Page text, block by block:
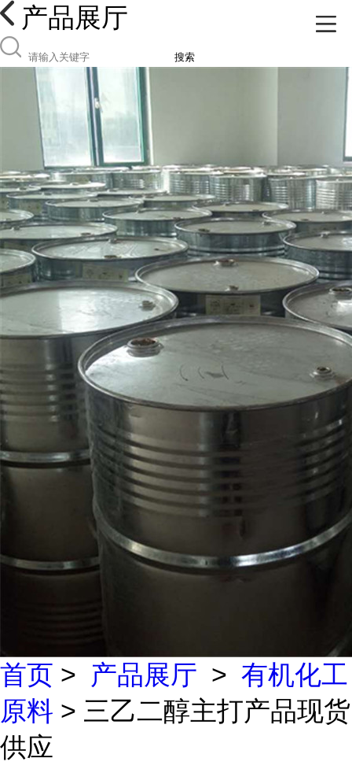
产品展厅
搜索
首页 > 产品展厅 > 有机化工
原料 > 三乙二醇主打产品现货
供应